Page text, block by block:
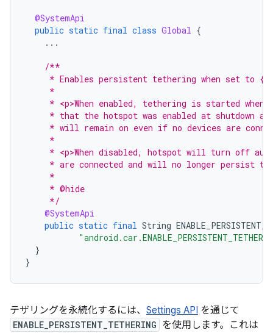
@SystemApi
public static final class Global {
...
/**
* Enables persistent tethering when set to
     *
* <p>When enabled, tethering is started when
* that the hotspot was enabled at shutdown
* will remain on even if no devices are
     *
* <p>When disabled, hotspot will turn off
* are connected and will no longer persist
     *
     * @hide
     */
@SystemApi
public static final String
}
}
テザリングを永続化するには、 Settings API を通じて
ENABLE_PERSISTENT_TETHERING を使用します。これは